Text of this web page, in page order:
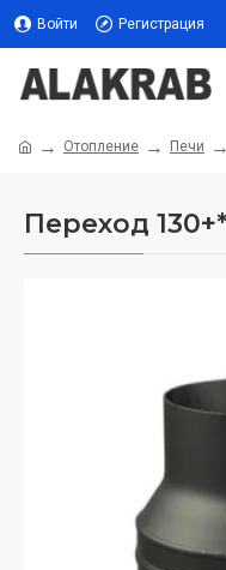
Войти Регистрация
Отопление Печи
Переход